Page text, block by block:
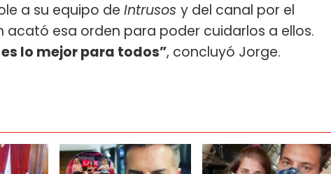
a su equipo de Intrusos y del canal por el
acató esa orden para poder cuidarlos a ellos.
lo mejor para todos”, concluyó Jorge.